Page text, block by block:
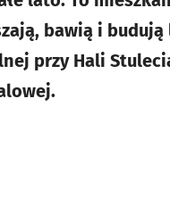
bawią i
przy Hali